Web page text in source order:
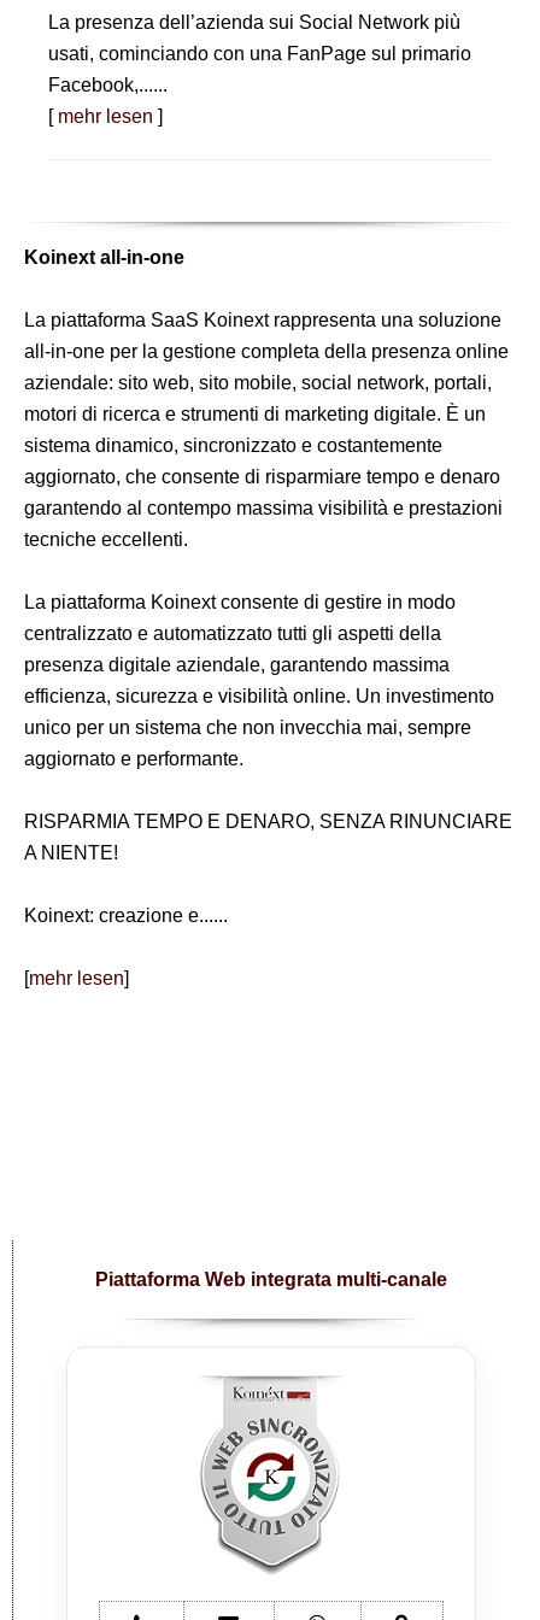
La presenza dell’azienda sui Social Network più
usati, cominciando con una FanPage sul primario
Facebook,......
[ mehr lesen ]
Koinext all-in-one
La piattaforma SaaS Koinext rappresenta una soluzione
all-in-one per la gestione completa della presenza online
aziendale: sito web, sito mobile, social network, portali,
motori di ricerca e strumenti di marketing digitale. È un
sistema dinamico, sincronizzato e costantemente
aggiornato, che consente di risparmiare tempo e denaro
garantendo al contempo massima visibilità e prestazioni
tecniche eccellenti.
La piattaforma Koinext consente di gestire in modo
centralizzato e automatizzato tutti gli aspetti della
presenza digitale aziendale, garantendo massima
efficienza, sicurezza e visibilità online. Un investimento
unico per un sistema che non invecchia mai, sempre
aggiornato e performante.
RISPARMIA TEMPO E DENARO, SENZA RINUNCIARE
A NIENTE!
Koinext: creazione e......
[mehr lesen]
Piattaforma Web integrata multi-canale